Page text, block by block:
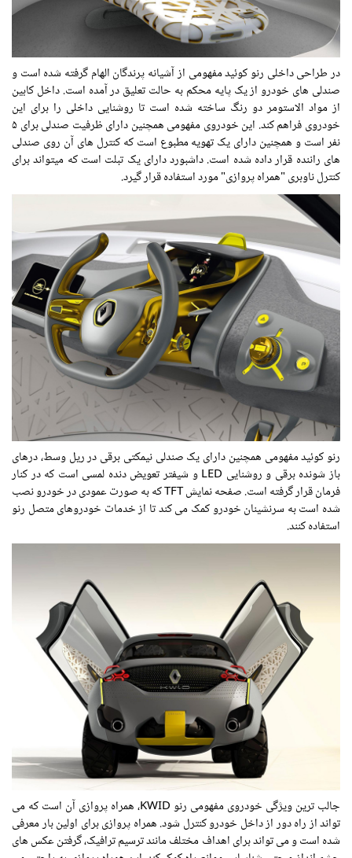
در طراحی داخلی رنو کوئید مفهومی از آشیانه پرندگان الهام گرفته شده است و
صندلی های خودرو از یک پایه محکم به حالت تعلیق در آمده است. داخل کابین
از مواد الاستومر دو رنگ ساخته شده است تا روشنایی داخلی را برای این
خودروی فراهم کند. این خودروی مفهومی همچنین دارای ظرفیت صندلی برای ۵
نفر است و همچنین دارای یک تهویه مطبوع است که کنترل های آن روی صندلی
های راننده قرار داده شده است. داشبورد دارای یک تبلت است که میتواند برای
کنترل ناوبری "همراه پروازی" مورد استفاده قرار گیرد.
رنو کوئید مفهومی همچنین دارای یک صندلی نیمکتی برقی در ریل وسط، درهای
باز شونده برقی و روشنایی LED و شیفتر تعویض دنده لمسی است که در کنار
فرمان قرار گرفته است. صفحه نمایش TFT که به صورت عمودی در خودرو نصب
شده است به سرنشینان خودرو کمک می کند تا از خدمات خودروهای متصل رنو
استفاده کنند.
جالب ترین ویژگی خودروی مفهومی رنو KWID، همراه پروازی آن است که می
تواند از راه دور از داخل خودرو کنترل شود. همراه پروازی برای اولین بار معرفی
شده است و می تواند برای اهداف مختلف مانند ترسیم ترافیک، گرفتن عکس های